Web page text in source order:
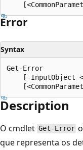
Error
Syntax
Get-Error
[-InputObject
Description
O cmdlet Get-Error
que representa os